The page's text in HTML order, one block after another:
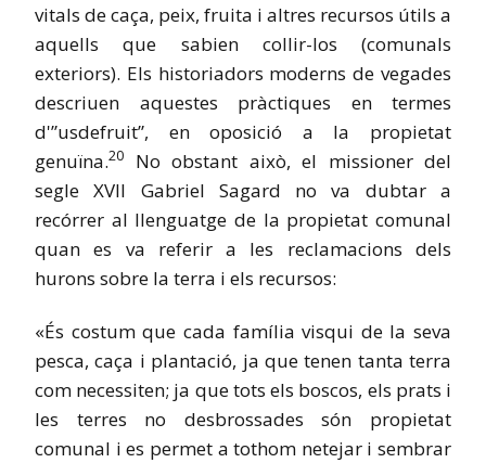
vitals de caça, peix, fruita i altres recursos útils a
aquells que sabien collir-los (comunals
exteriors). Els historiadors moderns de vegades
descriuen aquestes pràctiques en termes
d'”usdefruit”, en oposició a la propietat
genuïna.20
No obstant això, el missioner del
segle XVII Gabriel Sagard no va dubtar a
recórrer al llenguatge de la propietat comunal
quan es va referir a les reclamacions dels
hurons sobre la terra i els recursos:
«És costum que cada família visqui de la seva
pesca, caça i plantació, ja que tenen tanta terra
com necessiten; ja que tots els boscos, els prats i
les terres no desbrossades són propietat
comunal i es permet a tothom netejar i sembrar